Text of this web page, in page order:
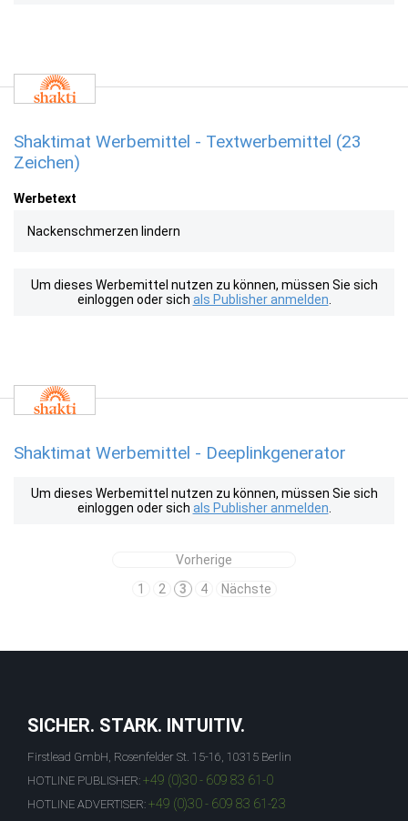
Shaktimat Werbemittel - Textwerbemittel (23
Zeichen)
Werbetext
Nackenschmerzen lindern
Um dieses Werbemittel nutzen zu können, müssen Sie sich
einloggen oder sich als Publisher anmelden
Shaktimat Werbemittel - Deeplinkgenerator
Um dieses Werbemittel nutzen zu können, müssen Sie sich
einloggen oder sich als Publisher anmelden
Vorherige
1
2 3 4 Nächste
SICHER. STARK. INTUITIV.
Firstlead GmbH, Rosenfelder St. 15-16, 10315 Berlin
HOTLINE PUBLISHER: +49 (0)30 - 609 83 61-0
HOTLINE ADVERTISER: +49 (0)30 - 609 83 61-23